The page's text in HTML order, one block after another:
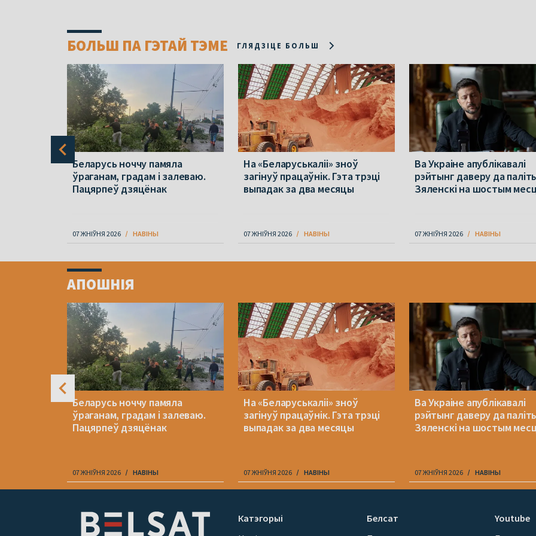
БОЛЬШ ПА ГЭТАЙ ТЭМЕ ГЛЯДЗІЦЕ БОЛЬШ
Беларусь ноччу памяла
ўраганам, градам і залеваю.
Пацярпеў дзяцёнак
07 ЖНІЎНЯ 2026 НАВІНЫ
На «Беларуськаліі» зноў
загінуў працаўнік. Гэта трэці
выпадак за два месяцы
07 ЖНІЎНЯ 2026 НАВІНЫ
Ва Украіне апублікавалі
рэйтынг даверу да
Зяленскі на шостым
07 ЖНІЎНЯ 2026 НАВІНЫ
ofАПОШНІЯ
Беларусь ноччу памяла
ўраганам, градам і залеваю.
Пацярпеў дзяцёнак
07 ЖНІЎНЯ 2026 НАВІНЫ
На «Беларуськаліі» зноў
загінуў працаўнік. Гэта трэці
выпадак за два месяцы
07 ЖНІЎНЯ 2026 НАВІНЫ
Ва Украіне апублікавалі
рэйтынг даверу да
Зяленскі на шостым
07 ЖНІЎНЯ 2026 НАВІНЫ
Катэгорыі
Белсат
Youtube